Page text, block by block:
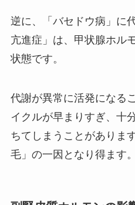
逆に、「バセドウ病」に
亢進症」は、甲状腺ホル
状態です。
代謝が異常に活発になる
イクルが早まりすぎ、十
ちてしまうことがありま
毛」の一因となり得ます。